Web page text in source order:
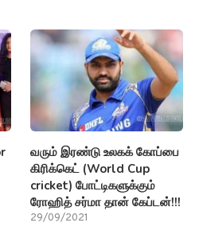
வரும் இரண்டு உலகக் கோப்பை
கிரிக்கெட் (World Cup
cricket) போட்டிகளுக்கும்
ரோஹித் சர்மா தான் கேப்டன்!!!
29/09/2021